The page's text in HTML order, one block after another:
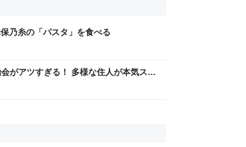
乃糸の「パスタ」を食べる
がアツすぎる！ 多様な住人が本気スキ
など“街の価値向上”戦略 東京・中央区